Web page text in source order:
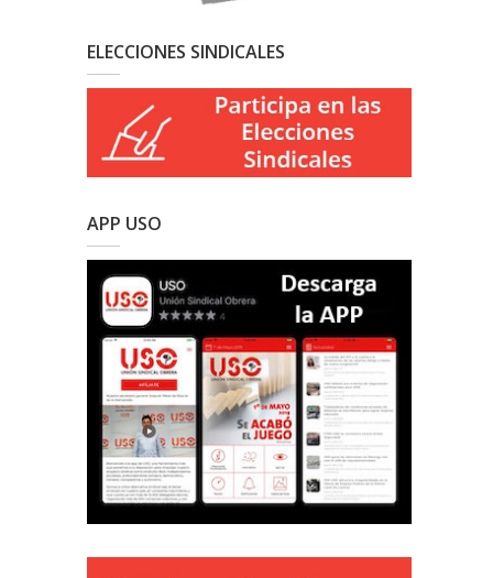
ELECCIONES SINDICALES
APP USO